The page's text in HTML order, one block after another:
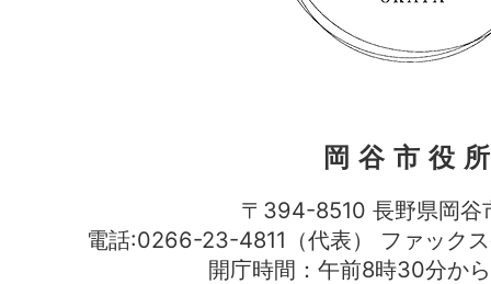
岡谷市役
〒394-8510 長野県岡谷
電話:0266-23-4811（代表） ファッ
開庁時間：午前8時30分か